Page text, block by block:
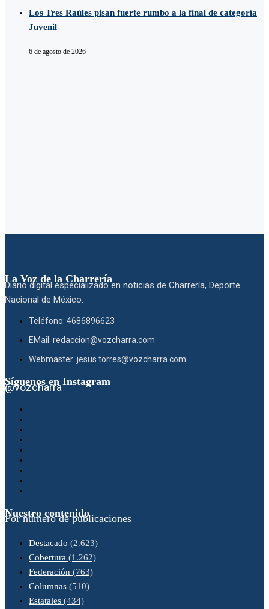
Los Tres Raúles pisan fuerte rumbo a la final de categoría
Juvenil
6 de agosto de 2026
La Voz de la Charrería
Diario digital especializado en noticias de Charrería, Deporte
Nacional de México.
Teléfono: 4686896623
EMail: redaccion@vozcharra.com
Webmaster: jesus.torres@vozcharra.com
Síguenos en Instagram
@vozcharra
Nuestro contenido
Por número de publicaciones
Destacado (2.623)
Cobertura (1.262)
Federación (763)
Columnas (510)
Estatales (434)